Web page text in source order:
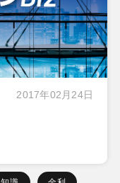
2017年02月24日